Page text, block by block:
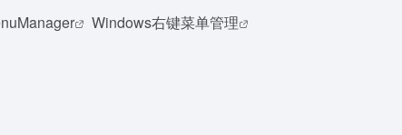
Windows右键菜单管理